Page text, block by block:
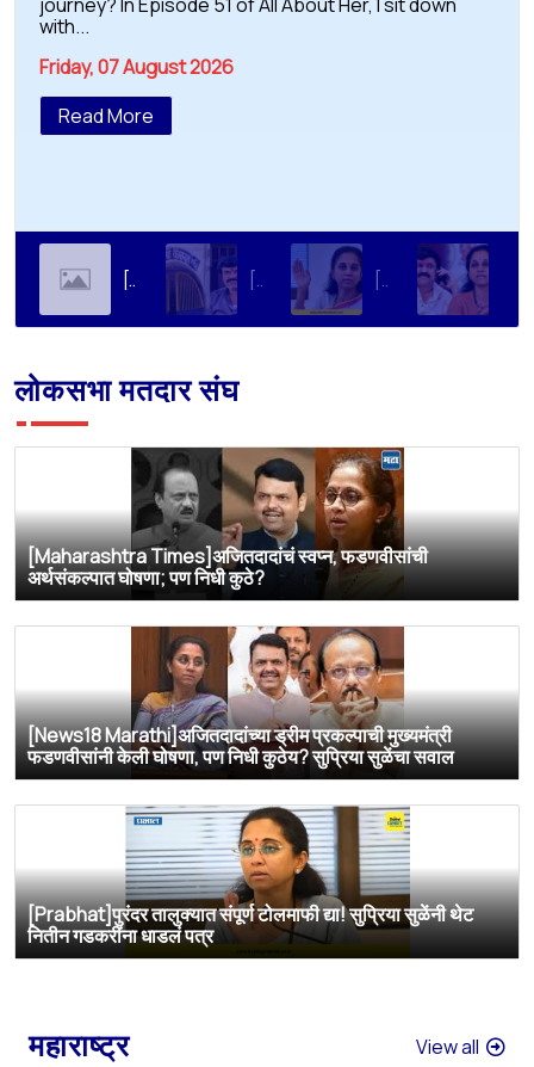
with...
Friday, 07 August 2026
Read More
[Soha Ali Khan]Supriya Sule on Family, Power & Politics | Soha Ali Khan | Supriya Sule | All About Her [Loksatta]संतोष देशमुख हत्या प्रकरण : वाल्मिक कराडची रवानगी नागपूर कारागृहात करण्याची सुप्रिया सुळेंची मागणी [Dainik Prabhat]‘वाल्मिक कराडला बीड कारागृहातून नागपूरला हलवा’; सुप्रिया सुळेंची मुख्यमंत्र्यांकडे मोठी मागणी
लोकसभा मतदार संघ
[Maharashtra Times]अजितदादांचं स्वप्न, फडणवीसांची
अर्थसंकल्पात घोषणा; पण निधी कुठे?
[News18 Marathi]अजितदादांच्या ड्रीम प्रकल्पाची मुख्यमंत्री
फडणवीसांनी केली घोषणा, पण निधी कुठेय? सुप्रिया सुळेंचा सवाल
[Prabhat]पुरंदर तालुक्यात संपूर्ण टोलमाफी द्या! सुप्रिया सुळेंनी थेट
नितीन गडकरींना धाडलं पत्र
महाराष्ट्र View all